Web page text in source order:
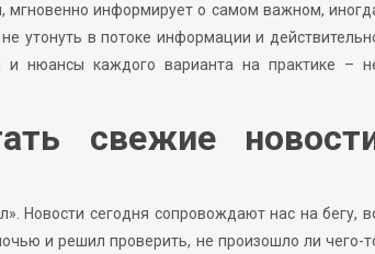
мгновенно информирует о самом важном,
утонуть в потоке информации и
нюансы каждого варианта на практике –
свежие
Новости сегодня сопровождают нас на бегу,
и решил проверить, не произошло ли чего-